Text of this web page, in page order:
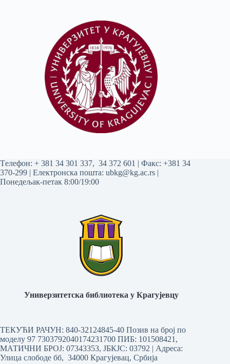
Tелефон: + 381 34 301 337, 34 372 601 | Факс: +381 34
370-299 | Електронска пошта: ubkg@kg.ac.rs |
Понедељак-петак 8:00/19:00
Универзитетска библиотека у Крагујевцу
ТЕКУЋИ РАЧУН: 840-32124845-40 Позив на број по
моделу 97 7303792040174231700 ПИБ: 101508421,
МАТИЧНИ БРОЈ: 07343353, ЈБКЈС: 03792 | Aдреса:
Улица слободе бб, 34000 Крагујевац, Србија